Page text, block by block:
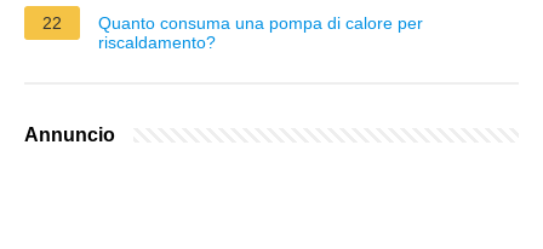
22
Quanto consuma una pompa di calore per
riscaldamento?
Annuncio